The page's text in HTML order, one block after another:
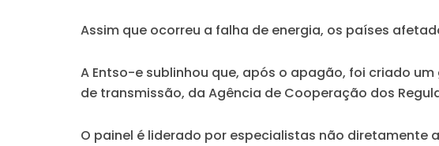
Assim que ocorreu a falha de energia, os países
A Entso-e sublinhou que, após o apagão, foi criado
de transmissão, da Agência de Cooperação dos
O painel é liderado por especialistas não